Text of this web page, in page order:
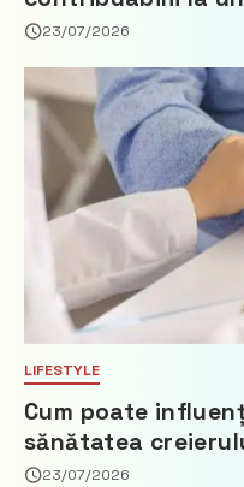
privind calculul
23/07/2026
LIFESTYLE
Cum poate
sănătatea
23/07/2026